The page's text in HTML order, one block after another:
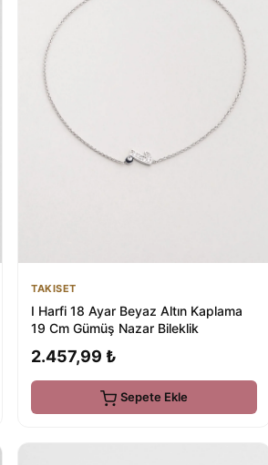
TAKISET
I Harfi 18 Ayar Beyaz Altın Kaplama
19 Cm Gümüş Nazar Bileklik
2.457,99 ₺
Sepete Ekle